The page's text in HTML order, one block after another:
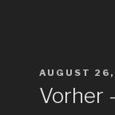
AUGUST
Vorher